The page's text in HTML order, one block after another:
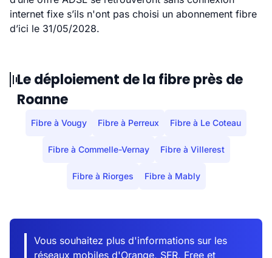
internet fixe s’ils n'ont pas choisi un abonnement fibre
d’ici le 31/05/2028.
Le déploiement de la fibre près de
Roanne
Fibre à Vougy Fibre à Perreux Fibre à Le Coteau
Fibre à Commelle-Vernay Fibre à Villerest
Fibre à Riorges Fibre à Mably
Vous souhaitez plus d'informations sur les
réseaux mobiles d'Orange, SFR, Free et